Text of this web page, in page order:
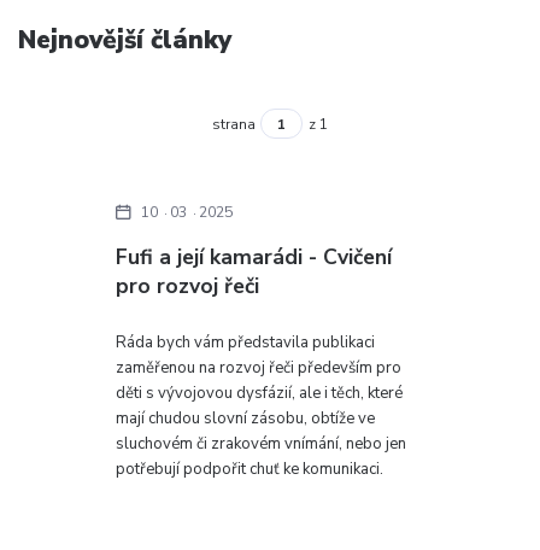
Nejnovější články
strana z 1
Fufi a její kamarádi - Cvičení
pro rozvoj řeči
10 03 2025
Ráda bych vám představila publikaci
zaměřenou na rozvoj řeči především pro
děti s vývojovou dysfázií, ale i těch, které
mají chudou slovní zásobu, obtíže ve
sluchovém či zrakovém vnímání, nebo jen
potřebují podpořit chuť ke komunikaci.